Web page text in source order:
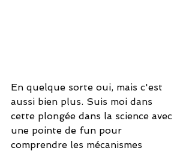
En quelque sorte oui, mais c'est
aussi bien plus. Suis moi dans
cette plongée dans la science avec
une pointe de fun pour
comprendre les mécanismes